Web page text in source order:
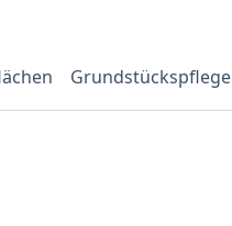
Grundstückspflege